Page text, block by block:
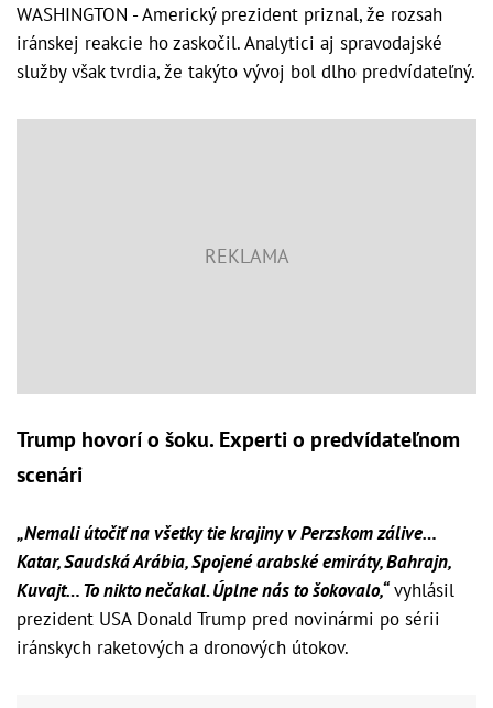
WASHINGTON - Americký prezident priznal, že rozsah
iránskej reakcie ho zaskočil. Analytici aj spravodajské
služby však tvrdia, že takýto vývoj bol dlho predvídateľný.
Trump hovorí o šoku. Experti o predvídateľnom
scenári
„Nemali útočiť na všetky tie krajiny v Perzskom zálive…
Katar, Saudská Arábia, Spojené arabské emiráty, Bahrajn,
Kuvajt… To nikto nečakal. Úplne nás to šokovalo,“vyhlásil
prezident USA Donald Trump pred novinármi po sérii
iránskych raketových a dronových útokov.